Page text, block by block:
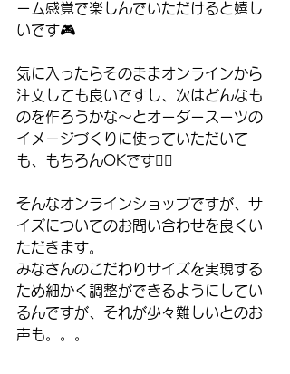
ーム感覚で楽しんでいただけると嬉し
いです🎮
気に入ったらそのままオンラインから
注文しても良いですし、次はどんなも
のを作ろうかな〜とオーダースーツの
イメージづくりに使っていただいて
も、もちろんOKです🙆‍♂️
そんなオンラインショップですが、サ
イズについてのお問い合わせを良くい
ただきます。
みなさんのこだわりサイズを実現する
ため細かく調整ができるようにしてい
るんですが、それが少々難しいとのお
声も。。。